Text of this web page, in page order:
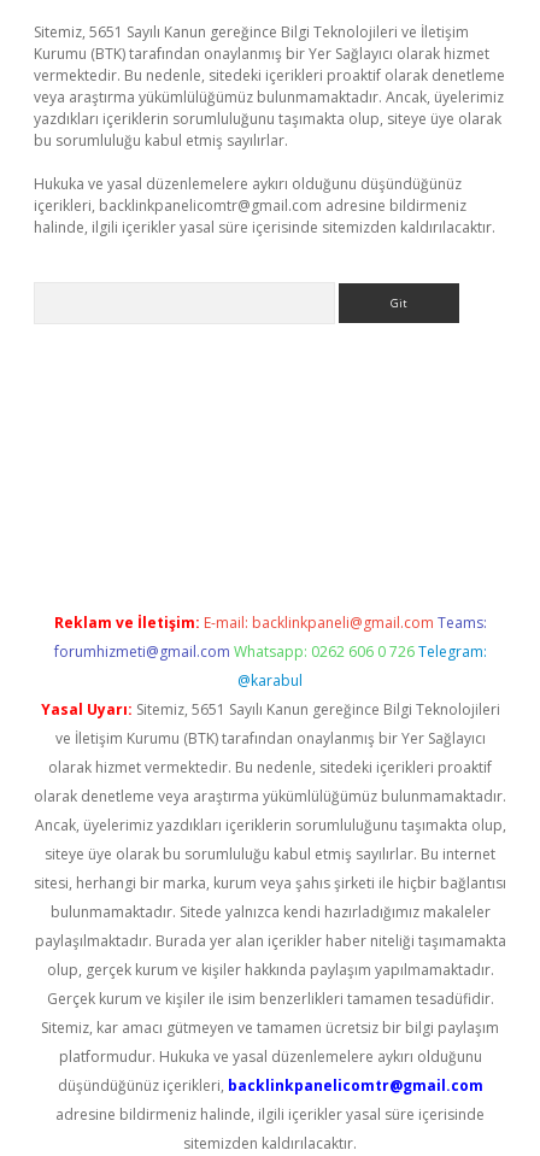
Sitemiz, 5651 Sayılı Kanun gereğince Bilgi Teknolojileri ve İletişim
Kurumu (BTK) tarafından onaylanmış bir Yer Sağlayıcı olarak hizmet
vermektedir. Bu nedenle, sitedeki içerikleri proaktif olarak denetleme
veya araştırma yükümlülüğümüz bulunmamaktadır. Ancak, üyelerimiz
yazdıkları içeriklerin sorumluluğunu taşımakta olup, siteye üye olarak
bu sorumluluğu kabul etmiş sayılırlar.
Hukuka ve yasal düzenlemelere aykırı olduğunu düşündüğünüz
içerikleri, backlinkpanelicomtr@gmail.com adresine bildirmeniz
halinde, ilgili içerikler yasal süre içerisinde sitemizden kaldırılacaktır.
Reklam ve İletişim: E-mail: backlinkpaneli@gmail.com Teams:
forumhizmeti@gmail.com Whatsapp: 0262 606 0 726 Telegram:
@karabul
Yasal Uyarı: Sitemiz, 5651 Sayılı Kanun gereğince Bilgi Teknolojileri
ve İletişim Kurumu (BTK) tarafından onaylanmış bir Yer Sağlayıcı
olarak hizmet vermektedir. Bu nedenle, sitedeki içerikleri proaktif
olarak denetleme veya araştırma yükümlülüğümüz bulunmamaktadır.
Ancak, üyelerimiz yazdıkları içeriklerin sorumluluğunu taşımakta olup,
siteye üye olarak bu sorumluluğu kabul etmiş sayılırlar. Bu internet
sitesi, herhangi bir marka, kurum veya şahıs şirketi ile hiçbir bağlantısı
bulunmamaktadır. Sitede yalnızca kendi hazırladığımız makaleler
paylaşılmaktadır. Burada yer alan içerikler haber niteliği taşımamakta
olup, gerçek kurum ve kişiler hakkında paylaşım yapılmamaktadır.
Gerçek kurum ve kişiler ile isim benzerlikleri tamamen tesadüfidir.
Sitemiz, kar amacı gütmeyen ve tamamen ücretsiz bir bilgi paylaşım
platformudur. Hukuka ve yasal düzenlemelere aykırı olduğunu
düşündüğünüz içerikleri, backlinkpanelicomtr@gmail.com
adresine bildirmeniz halinde, ilgili içerikler yasal süre içerisinde
sitemizden kaldırılacaktır.